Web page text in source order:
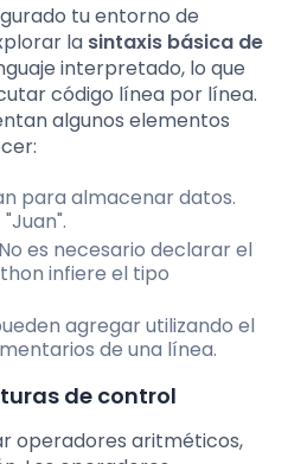
tu entorno de
la sintaxis básica de
interpretado, lo que
código línea por línea.
algunos elementos
para almacenar datos.
.
No es necesario declarar el
infiere el tipo
agregar utilizando el
de una línea.
de control
operadores aritméticos,